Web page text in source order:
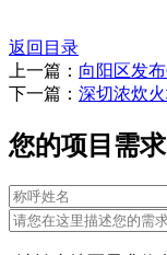
返回目录
上一篇： 向阳区发
下一篇： 深切浓炊
您的项目需求